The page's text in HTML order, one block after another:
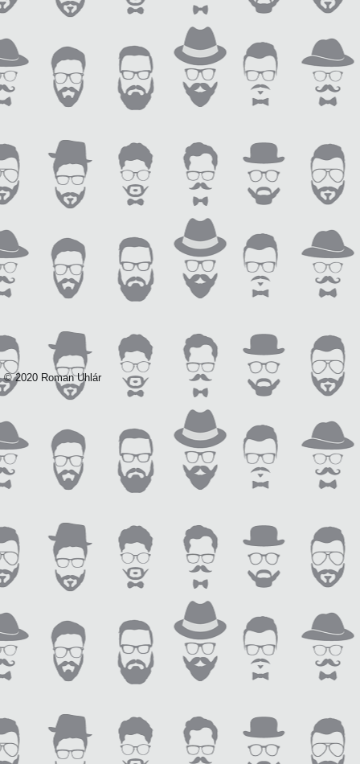
© 2020 Roman Uhlár